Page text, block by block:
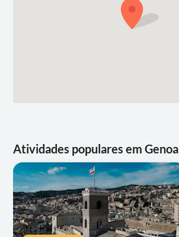
Atividades populares em Genoa